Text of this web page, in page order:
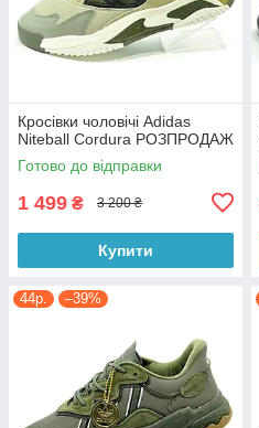
Кросівки чоловічі Adidas
Niteball Cordura РОЗПРОДАЖ
Готово до відправки
1 499 ₴ 3 200 ₴
Купити
44р. –39%